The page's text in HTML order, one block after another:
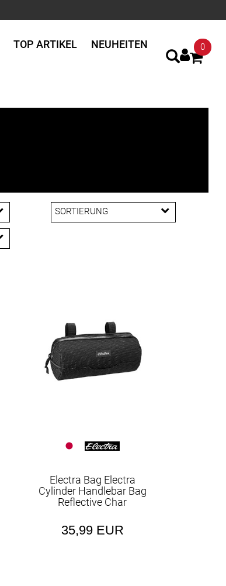
TOP ARTIKEL
NEUHEITEN
0
SORTIERUNG
Electra Bag Electra
Cylinder Handlebar Bag
Reflective Char
35,99 EUR